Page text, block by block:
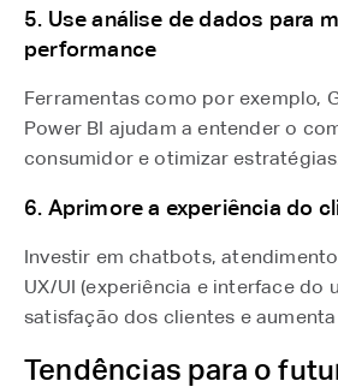
5. Use análise de dados para
performance
Ferramentas como por exemplo,
Power BI ajudam a entender o
consumidor e otimizar
6. Aprimore a experiência do
Investir em chatbots,
UX/UI (experiência e interface do
satisfação dos clientes e
Tendências para o